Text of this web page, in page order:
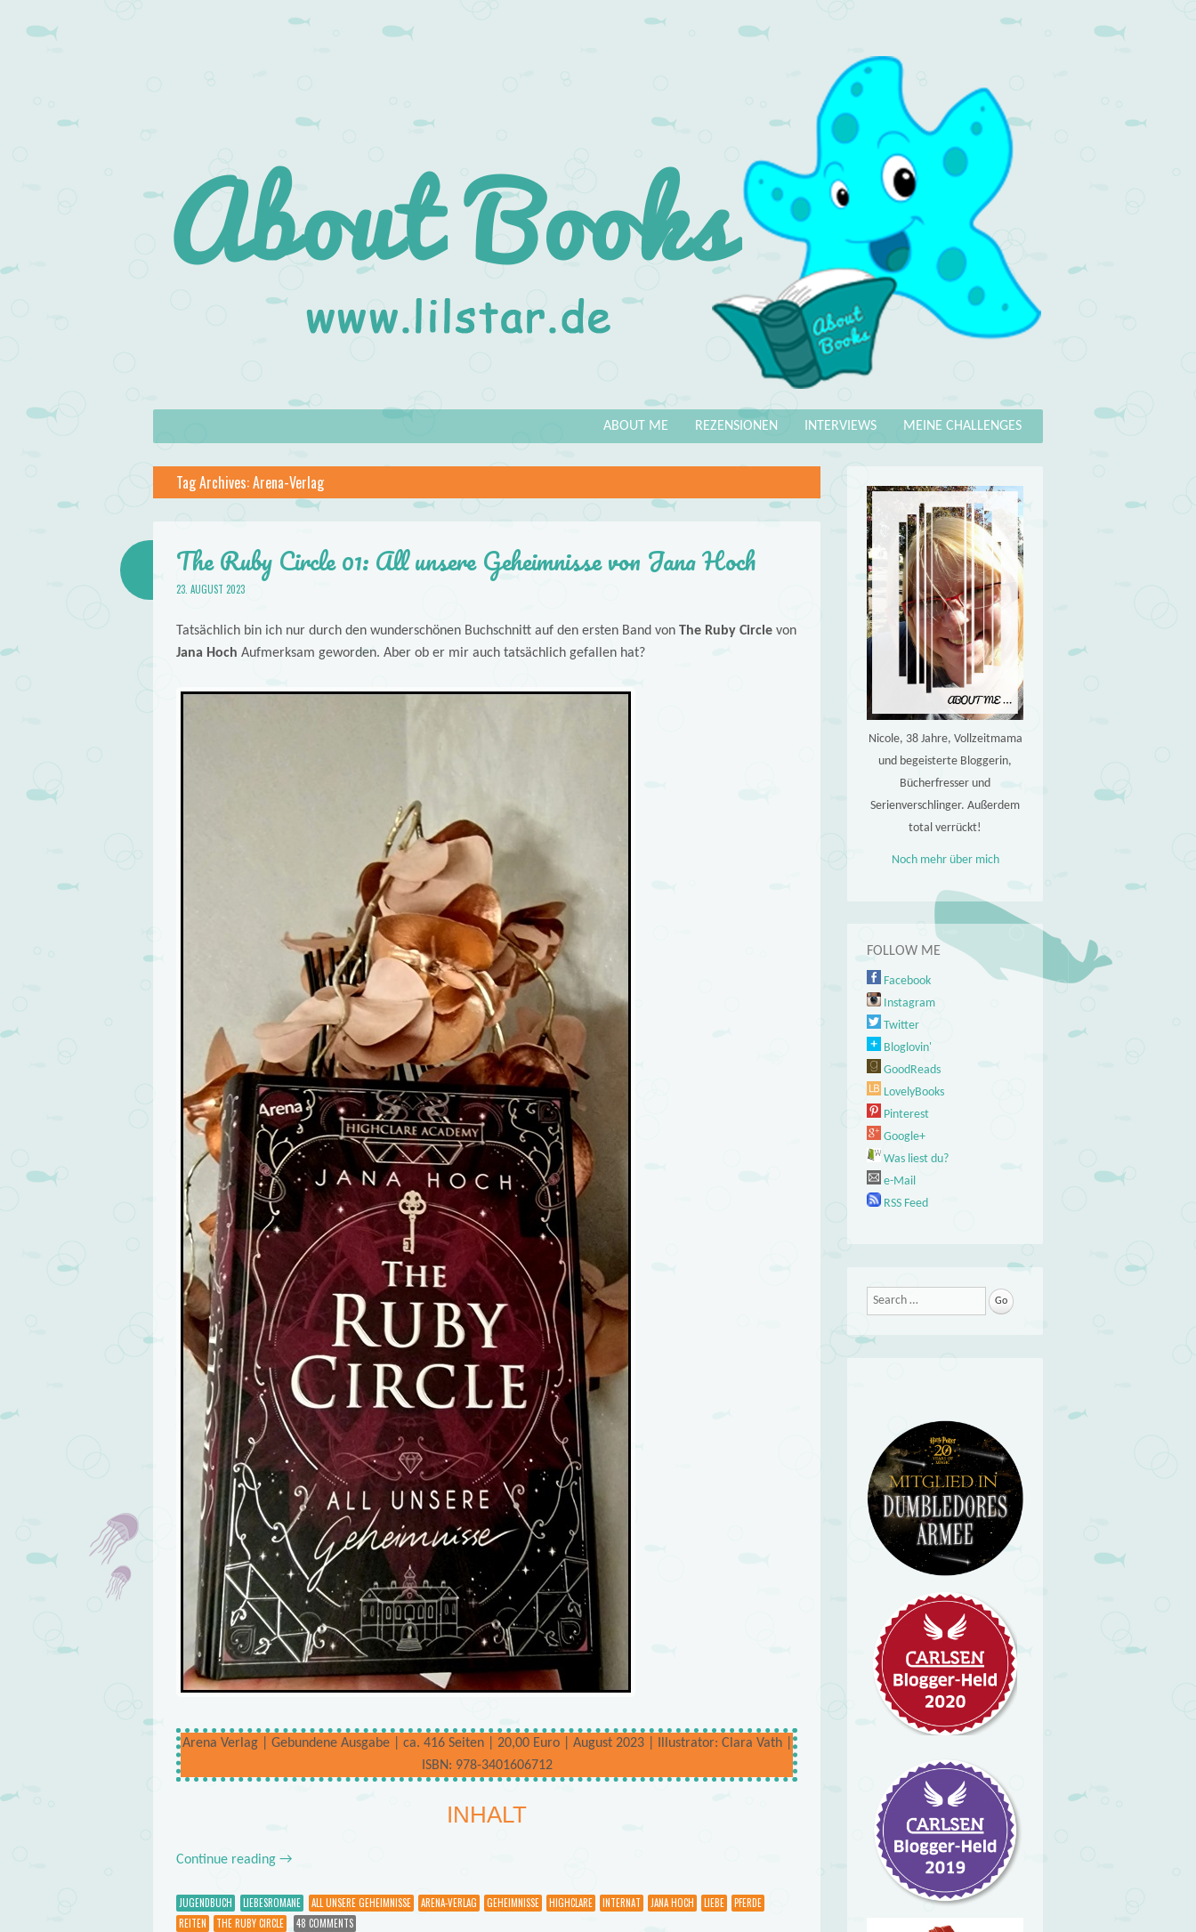
About
Books
Menu MEINE CHALLENGES
INTERVIEWS
REZENSIONEN
ABOUT ME
Tag Archives:Arena-Verlag
The Ruby Circle 01: All unsere Geheimnisse von Jana Hoch
23. AUGUST 2023
Tatsächlich bin ich nur durch den wunderschönen Buchschnitt auf den ersten Band von The Ruby Circlevon
Jana Hoch Aufmerksam geworden. Aber ob er mir auch tatsächlich gefallen hat?
Arena Verlag | Gebundene Ausgabe | ca. 416 Seiten | 20,00 Euro | August 2023 | Illustrator: Clara Vath |
ISBN: 978-3401606712
INHALT
Continue reading →
JUGENDBUCH LIEBESROMANE ALL UNSERE GEHEIMNISSE ARENA-VERLAG GEHEIMNISSE HIGHCLARE INTERNAT JANA HOCH LIEBE
PFERDE
REITEN
THE RUBY CIRCLE 48 COMMENTS
Nicole, 38 Jahre, Vollzeitmama
und begeisterte Bloggerin,
Bücherfresser und
Serienverschlinger. Außerdem
total verrückt!
Noch mehr über mich
FOLLOW ME
Facebook
Instagram
Twitter
Bloglovin'
GoodReads
LovelyBooks
Pinterest
Google+
Was liest du?
e-Mail
RSS Feed
Search